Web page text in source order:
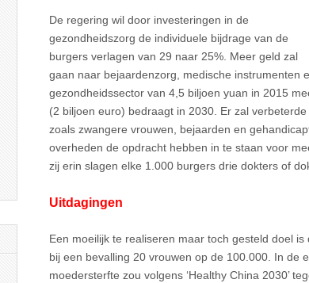
De regering wil door investeringen in de
gezondheidszorg de individuele bijdrage van de
burgers verlagen van 29 naar 25%. Meer geld zal
gaan naar bejaardenzorg, medische instrumenten
gezondheidssector van 4,5 biljoen yuan in 2015
(2 biljoen euro) bedraagt in 2030. Er zal
zoals zwangere vrouwen, bejaarden en
overheden de opdracht hebben in te staan voor
zij erin slagen elke 1.000 burgers drie dokters of
Uitdagingen
Een moeilijk te realiseren maar toch gesteld doel
bij een bevalling 20 vrouwen op de 100.000. In de
moedersterfte zou volgens ‘Healthy China 2030’